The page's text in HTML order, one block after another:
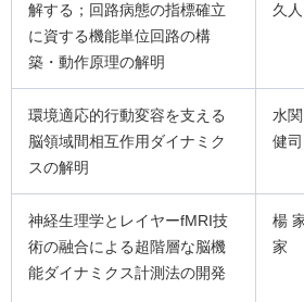
解する；回路病態の指標確立
に資する機能単位回路の構
築・動作原理の解明
久人
環境適応的行動変容を支える
脳領域間相互作用ダイナミク
スの解明
水関
健司
神経生理学とレイヤーfMRI技
術の融合による超階層な脳機
能ダイナミクス計測法の開発
楊
家